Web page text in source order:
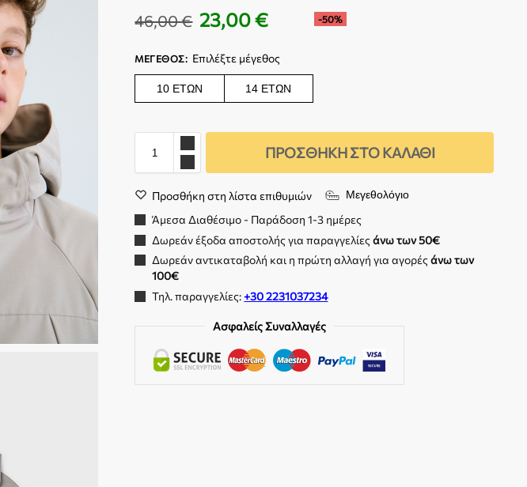
46,00€ 23,00€ -50%
ΜΈΓΕΘΟΣ: Επιλέξτε μέγεθος
10 ΕΤΏΝ 14 ΕΤΏΝ
ΠΡΟΣΘΉΚΗ ΣΤΟ ΚΑΛΆΘΙ
Προσθήκη στη λίστα επιθυμιών Μεγεθολόγιο
Άμεσα Διαθέσιμο - Παράδοση 1-3 ημέρες
Δωρεάν έξοδα αποστολής για παραγγελίεςάνω των 50€
Δωρεάν αντικαταβολή και η πρώτη αλλαγή για αγορέςάνω των
100€
Τηλ. παραγγελίες:+30 2231037234
Ασφαλείς Συναλλαγές